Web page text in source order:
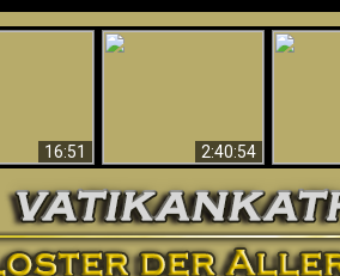
16:51
2:40:54